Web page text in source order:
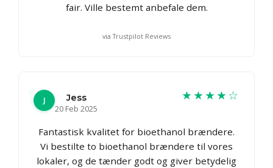
fair. Ville bestemt anbefale dem.
via Trustpilot Reviews
J
Jess
20 Feb 2025
★★★★☆
Fantastisk kvalitet for bioethanol brændere.
Vi bestilte to bioethanol brændere til vores
lokaler, og de tænder godt og giver betydelig